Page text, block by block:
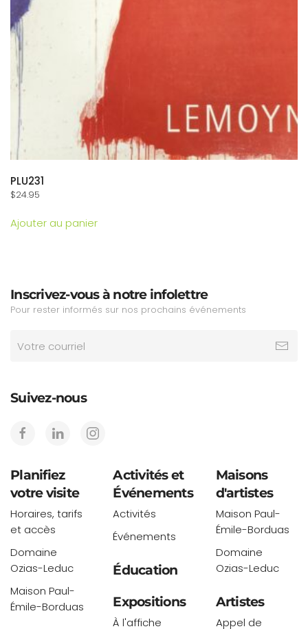
PLU231
$24.95
Ajouter au panier
Inscrivez-vous à notre infolettre
Pour rester informés sur nos prochains événements
Suivez-nous
Planifiez
votre visite
Horaires, tarifs
et accès
Domaine
Ozias-Leduc
Maison Paul-
Émile-Borduas
Activités et
Événements
Activités
Événements
Éducation
Expositions
À l'affiche
Maisons
d'artistes
Maison Paul-
Émile-Borduas
Domaine
Ozias-Leduc
Artistes
Appel de